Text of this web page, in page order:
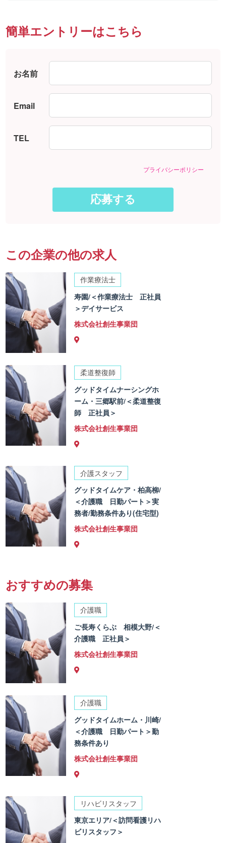
簡単エントリーはこちら
お名前
Email
TEL
プライバシーポリシー
この企業の他の求人
作業療法士
寿園/＜作業療法士 正社員
＞デイサービス
株式会社創生事業団
柔道整復師
グッドタイムナーシングホ
ーム・三郷駅前/＜柔道整復
師 正社員＞
株式会社創生事業団
介護スタッフ
グッドタイムケア・柏高柳/
＜介護職 日勤パート＞実
務者/勤務条件あり(住宅型)
株式会社創生事業団
おすすめの募集
介護職
ご長寿くらぶ 相模大野/＜
介護職 正社員＞
株式会社創生事業団
介護職
グッドタイムホーム・川崎/
＜介護職 日勤パート＞勤
務条件あり
株式会社創生事業団
リハビリスタッフ
東京エリア/＜訪問看護リハ
ビリスタッフ＞